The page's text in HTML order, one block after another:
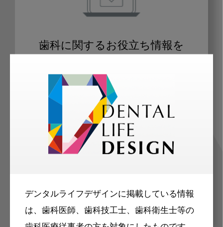
デンタルライフデザインに掲載している情報
は、歯科医師、歯科技工士、歯科衛生士等の
歯科に関するお役立ち情報を
ご登録いただいた職種（歯科医師、歯
科衛生士、歯科技工士）に合わせた内
容のメールマガジンをお届けします。